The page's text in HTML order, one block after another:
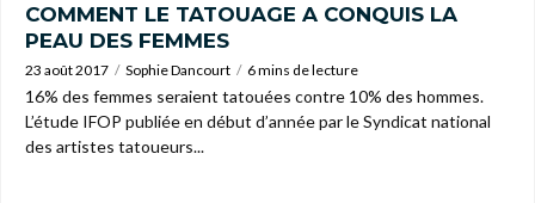
COMMENT LE TATOUAGE A CONQUIS LA
PEAU DES FEMMES
23 août 2017 Sophie Dancourt 6 mins de lecture
16% des femmes seraient tatouées contre 10% des hommes.
L’étude IFOP publiée en début d’année par le Syndicat national
des artistes tatoueurs...